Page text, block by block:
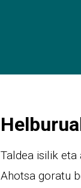
Taldea isilik eta
Ahotsa goratu